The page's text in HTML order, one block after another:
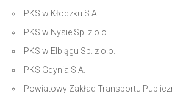
PKS w Kłodzku S.A.
PKS w Nysie Sp. z o.o.
PKS w Elblągu Sp. z o.o.
PKS Gdynia S.A.
Powiatowy Zakład Transportu